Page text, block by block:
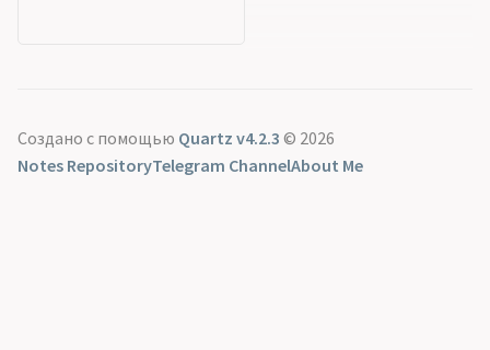
Создано с помощью Quartz v4.2.3 © 2026
Notes RepositoryTelegram ChannelAbout Me